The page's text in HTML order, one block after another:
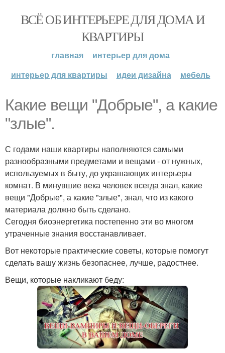
ВСЁ ОБ ИНТЕРЬЕРЕ ДЛЯ ДОМА И
КВАРТИРЫ
главная
интерьер для дома
интерьер для квартиры
идеи дизайна мебель
Какие вещи "Добрые", а какие
"злые".
С годами наши квартиры наполняются самыми
разнообразными предметами и вещами - от нужных,
используемых в быту, до украшающих интерьеры
комнат. В минувшие века человек всегда знал, какие
вещи "Добрые", а какие "злые", знал, что из какого
материала должно быть сделано.
Сегодня биоэнергетика постепенно эти во многом
утраченные знания восстанавливает.
Вот некоторые практические советы, которые помогут
сделать вашу жизнь безопаснее, лучше, радостнее.
Вещи, которые накликают беду: